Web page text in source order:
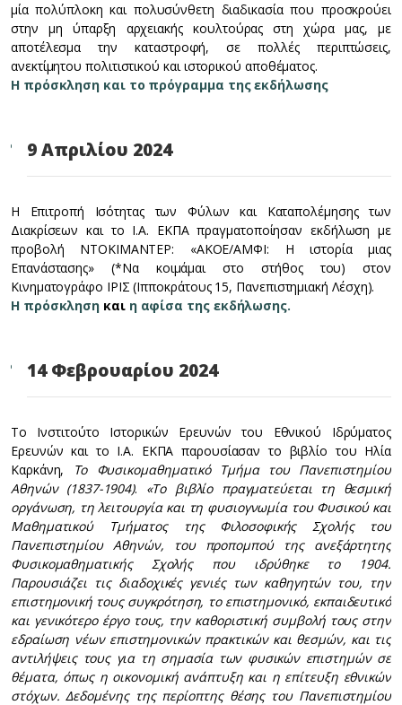
μία πολύπλοκη και πολυσύνθετη διαδικασία που προσκρούει
στην μη ύπαρξη αρχειακής κουλτούρας στη χώρα μας, με
αποτέλεσμα την καταστροφή, σε πολλές περιπτώσεις,
ανεκτίμητου πολιτιστικού και ιστορικού αποθέματος.
Η πρόσκληση και το πρόγραμμα της εκδήλωσης
9 Απριλίου 2024
Η Επιτροπή Ισότητας των Φύλων και Καταπολέμησης των
Διακρίσεων και το Ι.Α. ΕΚΠΑ πραγματοποίησαν εκδήλωση με
προβολή ΝΤΟΚΙΜΑΝΤΕΡ: «ΑΚΟΕ/ΑΜΦΙ: Η ιστορία μιας
Επανάστασης» (*Να κοιμάμαι στο στήθος του) στον
Κινηματογράφο ΙΡΙΣ (Ιπποκράτους 15, Πανεπιστημιακή Λέσχη).
Η πρόσκληση και η αφίσα της εκδήλωσης.
14 Φεβρουαρίου 2024
Το Ινστιτούτο Ιστορικών Ερευνών του Εθνικού Ιδρύματος
Ερευνών και το Ι.Α. ΕΚΠΑ παρουσίασαν το βιβλίο του Ηλία
Καρκάνη,
Το Φυσικομαθηματικό Τμήμα του Πανεπιστημίου
Αθηνών (1837-1904). «Το βιβλίο πραγματεύεται τη θεσμική
οργάνωση, τη λειτουργία και τη φυσιογνωμία του Φυσικού και
Μαθηματικού Τμήματος της Φιλοσοφικής Σχολής του
Πανεπιστημίου Αθηνών, του προπομπού της ανεξάρτητης
Φυσικομαθηματικής Σχολής που ιδρύθηκε το 1904.
Παρουσιάζει τις διαδοχικές γενιές των καθηγητών του, την
επιστημονική τους συγκρότηση, το επιστημονικό, εκπαιδευτικό
και γενικότερο έργο τους, την καθοριστική συμβολή τους στην
εδραίωση νέων επιστημονικών πρακτικών και θεσμών, και τις
αντιλήψεις τους για τη σημασία των φυσικών επιστημών σε
θέματα, όπως η οικονομική ανάπτυξη και η επίτευξη εθνικών
στόχων. Δεδομένης της περίοπτης θέσης του Πανεπιστημίου